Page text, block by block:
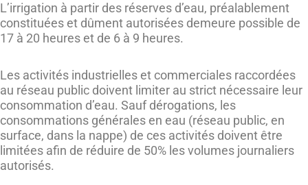
L’irrigation à partir des réserves d’eau, préalablement
constituées et dûment autorisées demeure possible de
17 à 20 heures et de 6 à 9 heures.
Les activités industrielles et commerciales raccordées
au réseau public doivent limiter au strict nécessaire leur
consommation d’eau. Sauf dérogations, les
consommations générales en eau (réseau public, en
surface, dans la nappe) de ces activités doivent être
limitées afin de réduire de 50% les volumes journaliers
autorisés.